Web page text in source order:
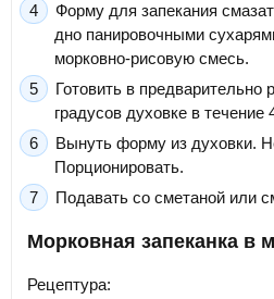
Форму для запекания
дно панировочными
морковно-рисовую смесь.
Готовить в предварительно
градусов духовке в течение
Вынуть форму из духовки.
Порционировать.
Подавать со сметаной или
Морковная запеканка в
Рецептура: